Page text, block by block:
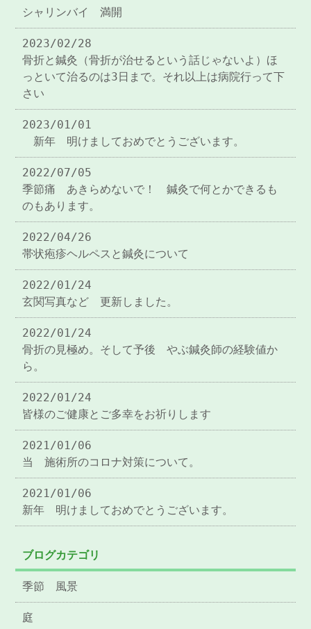
シャリンバイ 満開
2023/02/28
骨折と鍼灸（骨折が治せるという話じゃないよ）ほ
っといて治るのは3日まで。それ以上は病院行って下
さい
2023/01/01
新年 明けましておめでとうございます。
2022/07/05
季節痛 あきらめないで！ 鍼灸で何とかできるも
のもあります。
2022/04/26
帯状疱疹ヘルペスと鍼灸について
2022/01/24
玄関写真など 更新しました。
2022/01/24
骨折の見極め。そして予後 やぶ鍼灸師の経験値か
ら。
2022/01/24
皆様のご健康とご多幸をお祈りします
2021/01/06
当 施術所のコロナ対策について。
2021/01/06
新年 明けましておめでとうございます。
ブログカテゴリ
季節 風景
庭